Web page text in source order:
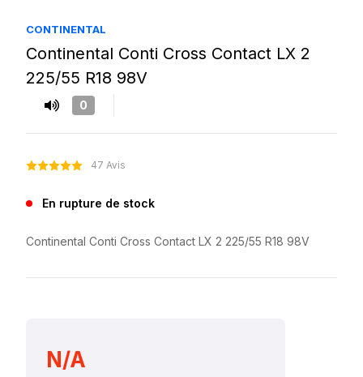
CONTINENTAL
Continental Conti Cross Contact LX 2
225/55 R18 98V
0
47 Avis
En rupture de stock
Continental Conti Cross Contact LX 2 225/55 R18 98V
N/A